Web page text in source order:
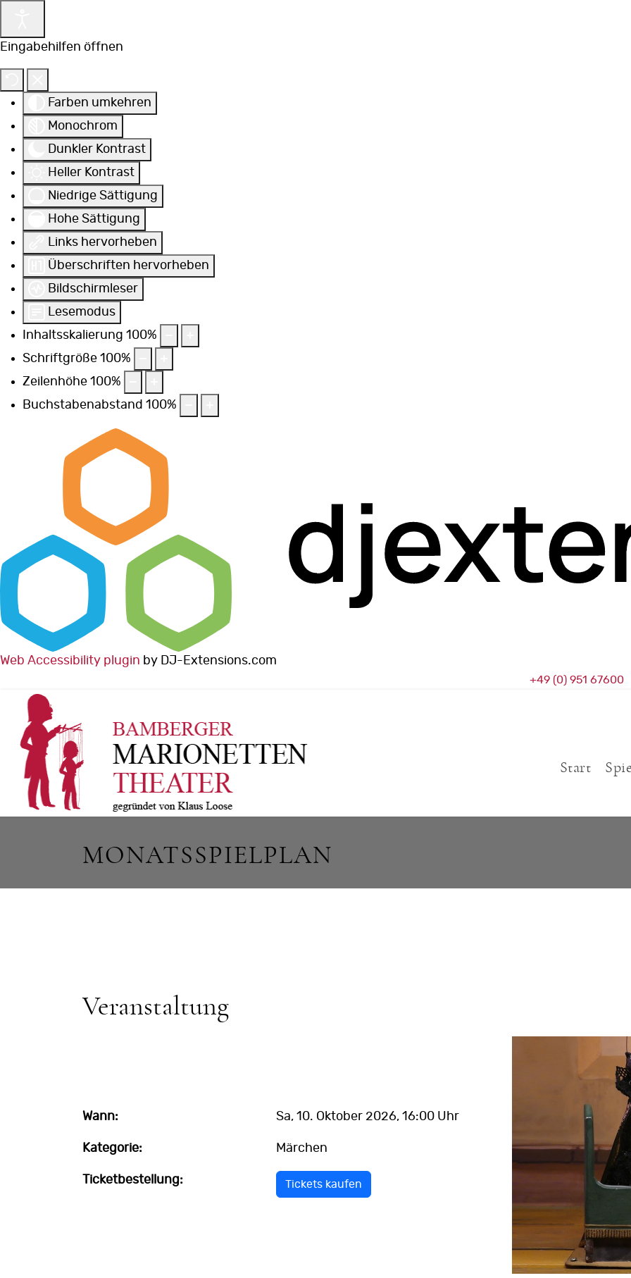
Eingabehilfen öffnen
Farben umkehren
Monochrom
Dunkler Kontrast
Heller Kontrast
Niedrige Sättigung
Hohe Sättigung
Links hervorheben
Überschriften hervorheben
Bildschirmleser
Lesemodus
Inhaltsskalierung 100%
Schriftgröße 100%
Zeilenhöhe 100%
Buchstabenabstand 100%
Web Accessibility plugin by DJ-Extensions.com
+49 (0) 951 67600
Start
MONATSSPIELPLAN
Veranstaltung
Wann: Sa, 10. Oktober 2026, 16:00 Uhr
Kategorie: Märchen
Ticketbestellung: Tickets kaufen